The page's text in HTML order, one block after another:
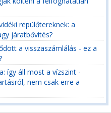
repülőtereknek: a
járatbővítés?
a visszaszámlálás - ez a
így áll most a vízszint -
nem csak erre a